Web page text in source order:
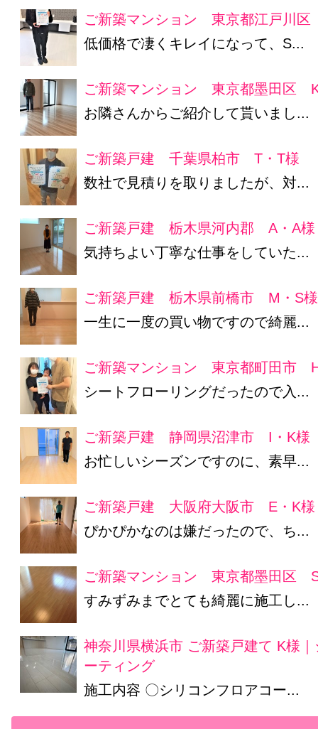
ご新築マンション 東京都江戸川
低価格で凄くキレイになって、S...
ご新築マンション 東京都墨田区
お隣さんからご紹介して貰いまし...
ご新築戸建 千葉県柏市 T・T様
数社で見積りを取りましたが、対...
ご新築戸建 栃木県河内郡 A・A様
気持ちよい丁寧な仕事をしていた...
ご新築戸建 栃木県前橋市 M・S様
一生に一度の買い物ですので綺麗...
ご新築マンション 東京都町田市
シートフローリングだったので入...
ご新築戸建 静岡県沼津市 I・K様
お忙しいシーズンですのに、素早...
ご新築戸建 大阪府大阪市 E・K様
ぴかぴかなのは嫌だったので、ち...
ご新築マンション 東京都墨田区
すみずみまでとても綺麗に施工し...
神奈川県横浜市 ご新築戸建て K様
ーティング
施工内容 〇シリコンフロアコー...